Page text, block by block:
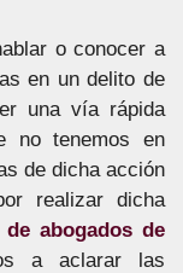
o conocer a
en un delito de
una vía rápida
no tenemos en
de dicha acción
realizar dicha
de abogados de
a aclarar las